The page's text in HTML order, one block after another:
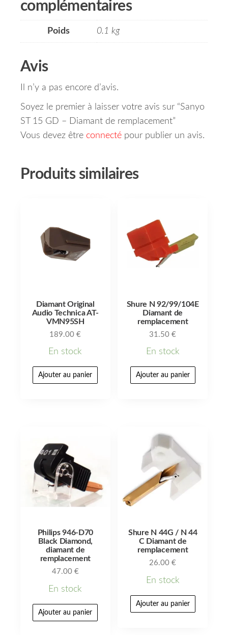
complémentaires
Poids 0.1 kg
Avis
Il n’y a pas encore d’avis.
Soyez le premier à laisser votre avis sur “Sanyo
ST 15 GD – Diamant de remplacement”
Vous devez être connecté pour publier un avis.
Produits similaires
Diamant Original
Audio Technica AT-
VMN95SH
189.00€
En stock
Ajouter au panier
Shure N 92/99/104E
Diamant de
remplacement
31.50€
En stock
Ajouter au panier
Philips 946-D70
Black Diamond,
diamant de
remplacement
47.00 €
En stock
Ajouter au panier
Shure N 44G / N 44
C Diamant de
remplacement
26.00€
En stock
Ajouter au panier